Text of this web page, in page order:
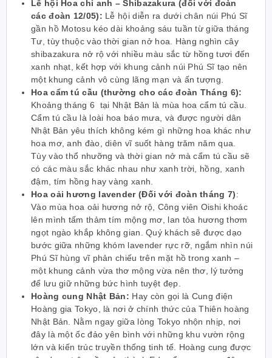
Lễ hội Hoa chi anh – Shibazakura (đối với đoàn
các đoàn 12/05): Lễ hội diễn ra dưới chân núi Phú Sĩ
gần hồ Motosu kéo dài khoảng sáu tuần từ giữa tháng
Tư, tùy thuộc vào thời gian nở hoa. Hàng nghìn cây
shibazakura nở rộ với nhiều màu sắc từ hồng tươi đến
xanh nhạt, kết hợp với khung cảnh núi Phú Sĩ tạo nên
một khung cảnh vô cùng lãng mạn và ấn tượng.
Hoa cẩm tú cầu (thường cho các đoàn Tháng 6):
Khoảng tháng 6 tại Nhật Bản là mùa hoa cẩm tú cầu.
Cẩm tú cầu là loài hoa báo mưa, và được người dân
Nhật Bản yêu thích không kém gì những hoa khác như
hoa mơ, anh đào, diên vĩ suốt hàng trăm năm qua.
Tùy vào thổ nhưỡng và thời gian nở mà cẩm tú cầu sẽ
có các màu sắc khác nhau như xanh trời, hồng, xanh
đậm, tím hồng hay vàng xanh.
Hoa oải hương lavender (Đối với đoàn tháng 7):
Vào mùa hoa oải hương nở rộ, Công viên Oishi khoác
lên mình tấm thảm tím mộng mơ, lan tỏa hương thơm
ngọt ngào khắp không gian. Quý khách sẽ được dạo
bước giữa những khóm lavender rực rỡ, ngắm nhìn núi
Phú Sĩ hùng vĩ phản chiếu trên mặt hồ trong xanh –
một khung cảnh vừa thơ mộng vừa nên thơ, lý tưởng
để lưu giữ những bức hình tuyệt đẹp.
Hoàng cung Nhật Bản: Hay còn gọi là Cung điện
Hoàng gia Tokyo, là nơi ở chính thức của Thiên hoàng
Nhật Bản. Nằm ngay giữa lòng Tokyo nhộn nhịp, nơi
đây là một ốc đảo yên bình với những khu vườn rộng
lớn và kiến trúc truyền thống tinh tế. Hoàng cung được